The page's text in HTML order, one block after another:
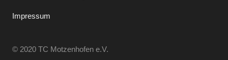
Impressum
© 2020 TC Motzenhofen e.V.